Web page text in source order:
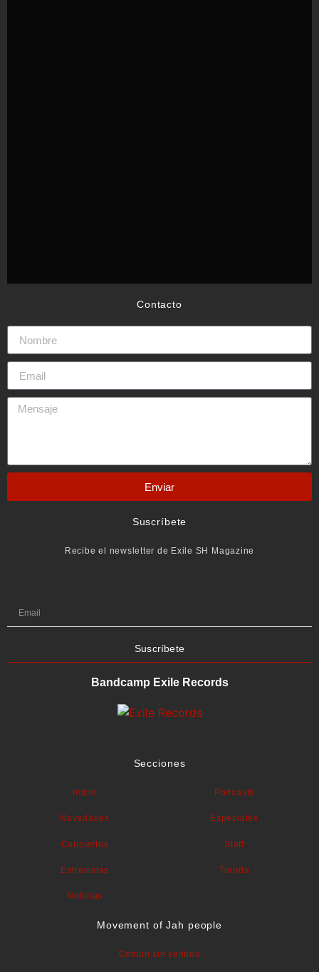
Contacto
Enviar
Suscríbete
Recibe el newsletter de Exile SH Magazine
Suscríbete
Bandcamp Exile Records
Secciones
Inicio
Novedades
Conciertos
Entrevistas
Noticias
Podcasts
Especiales
Staff
Tienda
Movement of Jah people
Común sin sentido